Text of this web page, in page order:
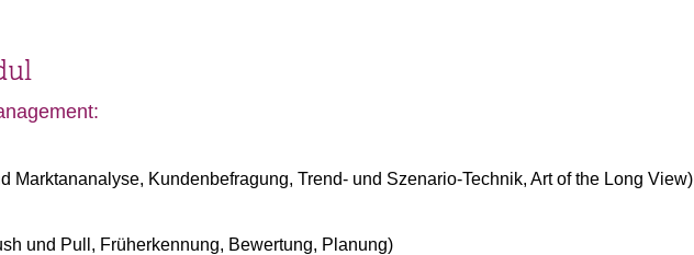
Marktananalyse, Kundenbefragung, Trend- und Szenario-Technik, Art of the Long View)
und Pull, Früherkennung, Bewertung, Planung)